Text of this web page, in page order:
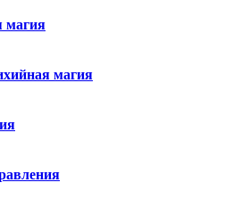
магия
магия